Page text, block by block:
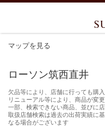
マップを見る
ローソン筑西直井
欠品等により、店舗に行っても購
リニューアル等により、商品が変
一部、検索できない商品、並びに
取扱店舗検索は過去の出荷実績に
なる場合がございます